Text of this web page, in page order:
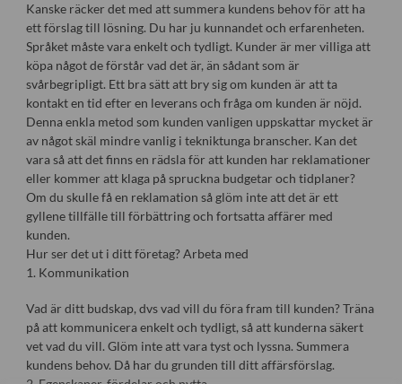
Kanske räcker det med att summera kundens behov för att ha
ett förslag till lösning. Du har ju kunnandet och erfarenheten.
Språket måste vara enkelt och tydligt. Kunder är mer villiga att
köpa något de förstår vad det är, än sådant som är
svårbegripligt. Ett bra sätt att bry sig om kunden är att ta
kontakt en tid efter en leverans och fråga om kunden är nöjd.
Denna enkla metod som kunden vanligen uppskattar mycket är
av något skäl mindre vanlig i tekniktunga branscher. Kan det
vara så att det finns en rädsla för att kunden har reklamationer
eller kommer att klaga på spruckna budgetar och tidplaner?
Om du skulle få en reklamation så glöm inte att det är ett
gyllene tillfälle till förbättring och fortsatta affärer med
kunden.
Hur ser det ut i ditt företag? Arbeta med
1. Kommunikation
Vad är ditt budskap, dvs vad vill du föra fram till kunden? Träna
på att kommunicera enkelt och tydligt, så att kunderna säkert
vet vad du vill. Glöm inte att vara tyst och lyssna. Summera
kundens behov. Då har du grunden till ditt affärsförslag.